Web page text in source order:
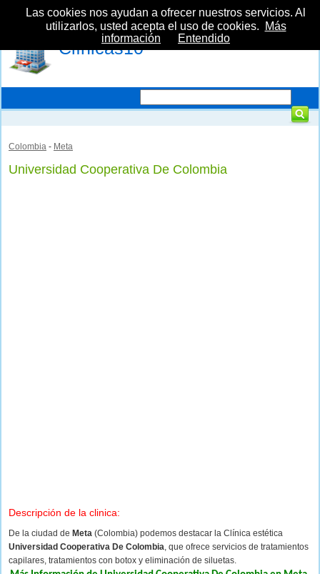
Clínicas10
Colombia - Meta
Universidad Cooperativa De Colombia
Descripción de la clinica:
De la ciudad de Meta (Colombia) podemos destacar la Clínica estética
Universidad Cooperativa De Colombia, que ofrece servicios de tratamientos
capilares, tratamientos con botox y eliminación de siluetas.
Las cookies nos ayudan a ofrecer nuestros servicios. Al
utilizarlos, usted acepta el uso de cookies.
Más
información
Entendido